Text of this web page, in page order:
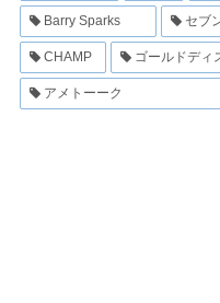
Barry Sparks セブ
CHAMP ゴールドディ
アメトーーク